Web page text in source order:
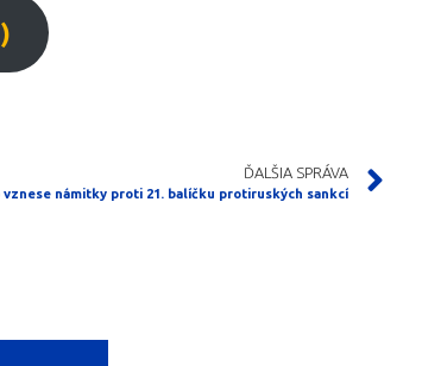
ĎALŠIA SPRÁVA
vznese námitky proti 21. balíčku protiruských sankcí